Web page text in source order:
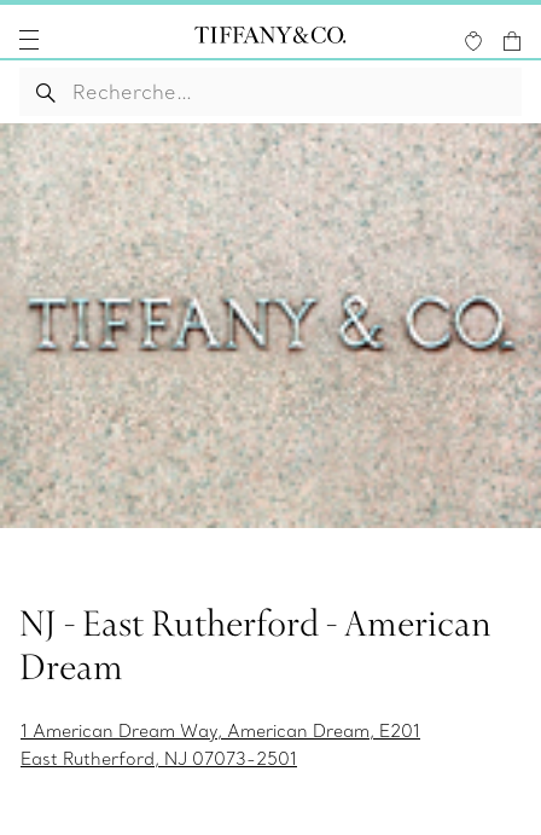
NJ - East Rutherford - American
Dream
1 American Dream Way, American Dream, E201
East Rutherford, NJ 07073-2501